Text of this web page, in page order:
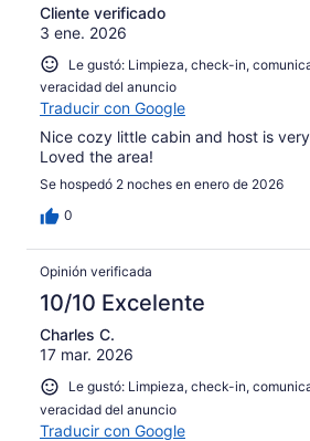
17
opiniones
Cliente verificado
3 ene. 2026
Le gustó: Limpieza, check-in,
veracidad del anuncio
Traducir con Google
Nice cozy little cabin and host is
Loved the area!
Se hospedó 2 noches en enero de 2026
0
Opinión verificada
10/10 Excelente
Charles C.
17 mar. 2026
Le gustó: Limpieza, check-in,
veracidad del anuncio
Traducir con Google